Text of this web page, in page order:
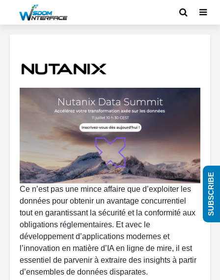
Ce n’est pas une mince affaire que d’exploiter les
données pour obtenir un avantage concurrentiel
tout en garantissant la sécurité et la conformité aux
obligations réglementaires. Et avec le
développement d’applications modernes et
l’innovation en matière d’IA en ligne de mire, il est
essentiel de parvenir à extraire des insights à partir
d’ensembles de données disparates.
SUBSCRIBE